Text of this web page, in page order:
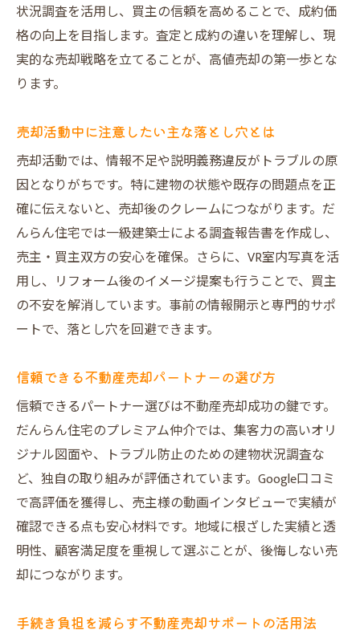
状況調査を活用し、買主の信頼を高めることで、成約価
格の向上を目指します。査定と成約の違いを理解し、現
実的な売却戦略を立てることが、高値売却の第一歩とな
ります。
売却活動中に注意したい主な落とし穴とは
売却活動では、情報不足や説明義務違反がトラブルの原
因となりがちです。特に建物の状態や既存の問題点を正
確に伝えないと、売却後のクレームにつながります。だ
んらん住宅では一級建築士による調査報告書を作成し、
売主・買主双方の安心を確保。さらに、VR室内写真を活
用し、リフォーム後のイメージ提案も行うことで、買主
の不安を解消しています。事前の情報開示と専門的サポ
ートで、落とし穴を回避できます。
信頼できる不動産売却パートナーの選び方
信頼できるパートナー選びは不動産売却成功の鍵です。
だんらん住宅のプレミアム仲介では、集客力の高いオリ
ジナル図面や、トラブル防止のための建物状況調査な
ど、独自の取り組みが評価されています。Google口コミ
で高評価を獲得し、売主様の動画インタビューで実績が
確認できる点も安心材料です。地域に根ざした実績と透
明性、顧客満足度を重視して選ぶことが、後悔しない売
却につながります。
手続き負担を減らす不動産売却サポートの活用法